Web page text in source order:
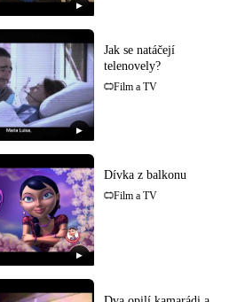
▶
▶
Jak se natáčejí
telenovely?
Film a TV
▶
Dívka z balkonu
Film a TV